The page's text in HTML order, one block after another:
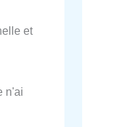
et
n'ai